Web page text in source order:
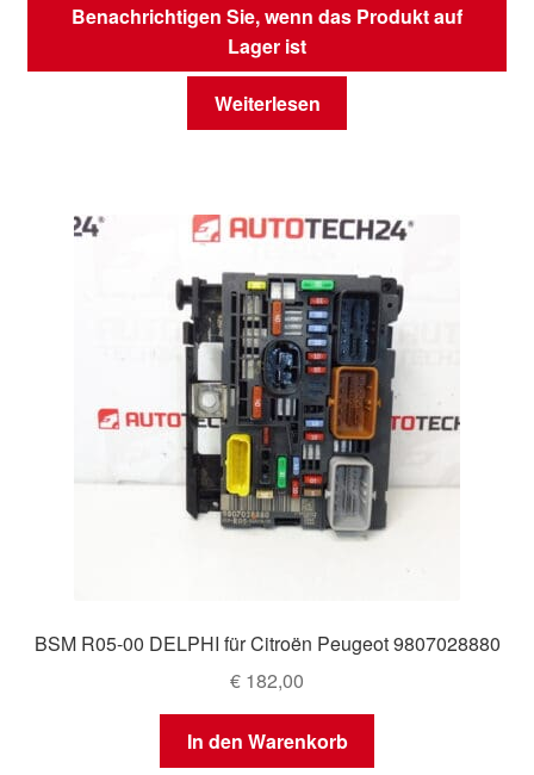
Benachrichtigen Sie, wenn das Produkt auf
Lager ist
Weiterlesen
BSM R05-00 DELPHI für Citroën Peugeot 9807028880
€ 182,00
In den Warenkorb